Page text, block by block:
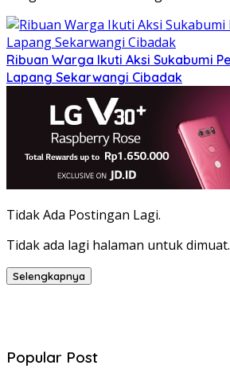
Ribuan Warga Ikuti Aksi Sukabumi
Lapang Sekarwangi Cibadak
Tidak Ada Postingan Lagi.
Tidak ada lagi halaman untuk dimuat.
Selengkapnya
Popular Post